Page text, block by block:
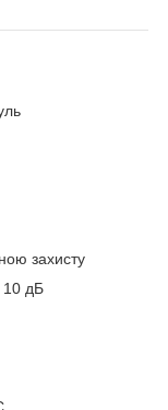
захисту
10 дБ